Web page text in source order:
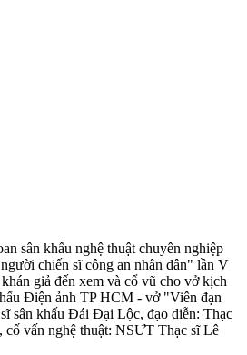
sân khấu nghệ thuật chuyên nghiệp
chiến sĩ công an nhân dân" lần V
giả đến xem và cổ vũ cho vở kịch
Điện ảnh TP HCM - vở "Viên đạn
sân khấu Đái Đại Lộc, đạo diễn: Thạc
vấn nghệ thuật: NSƯT Thạc sĩ Lê